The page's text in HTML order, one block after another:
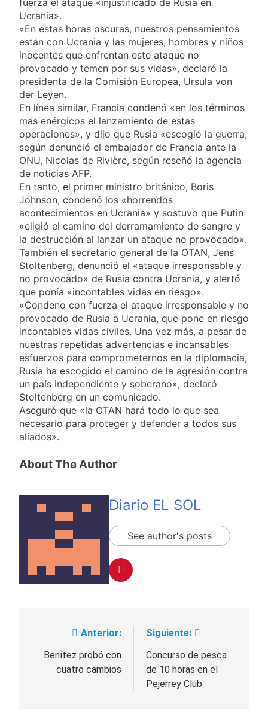
Ucrania».
«En estas horas oscuras, nuestros pensamientos
están con Ucrania y las mujeres, hombres y niños
inocentes que enfrentan este ataque no
provocado y temen por sus vidas», declaró la
presidenta de la Comisión Europea, Ursula von
der Leyen.
En línea similar, Francia condenó «en los términos
más enérgicos el lanzamiento de estas
operaciones», y dijo que Rusia «escogió la guerra,
según denunció el embajador de Francia ante la
ONU, Nicolas de Rivière, según reseñó la agencia
de noticias AFP.
En tanto, el primer ministro británico, Boris
Johnson, condenó los «horrendos
acontecimientos en Ucrania» y sostuvo que Putin
«eligió el camino del derramamiento de sangre y
la destrucción al lanzar un ataque no provocado».
También el secretario general de la OTAN, Jens
Stoltenberg, denunció el «ataque irresponsable y
no provocado» de Rusia contra Ucrania, y alertó
que ponía «incontables vidas en riesgo».
«Condeno con fuerza el ataque irresponsable y no
provocado de Rusia a Ucrania, que pone en riesgo
incontables vidas civiles. Una vez más, a pesar de
nuestras repetidas advertencias e incansables
esfuerzos para comprometernos en la diplomacia,
Rusia ha escogido el camino de la agresión contra
un país independiente y soberano», declaró
Stoltenberg en un comunicado.
Aseguró que «la OTAN hará todo lo que sea
necesario para proteger y defender a todos sus
aliados».
About The Author
Diario EL SOL
See author's posts
Navegación
de
Anterior:
Benítez probó con
cuatro cambios
Siguiente:
Concurso de pesca
de 10 horas en el
Pejerrey Club